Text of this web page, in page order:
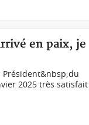
en paix, je
Président&nbsp;du
2025 très satisfait